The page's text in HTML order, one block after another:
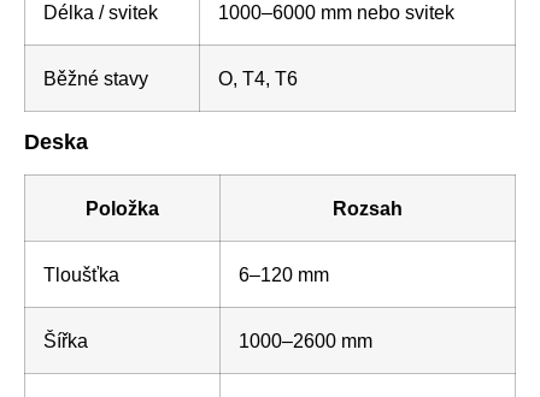
Délka / svitek 1000–6000 mm nebo svitek
Běžné stavy O, T4, T6
Deska
Položka Rozsah
Tloušťka 6–120 mm
Šířka 1000–2600 mm